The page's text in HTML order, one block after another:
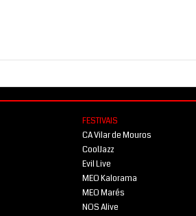
FESTIVAIS
CA Vilar de Mouros
CoolJazz
Evil Live
MEO Kalorama
MEO Marés
NOS Alive